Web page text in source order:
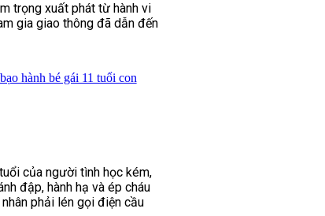
trọng xuất phát từ hành vi
gia giao thông đã dẫn đến
hành bé gái 11 tuổi con
của người tình học kém,
đập, hành hạ và ép cháu
phải lén gọi điện cầu